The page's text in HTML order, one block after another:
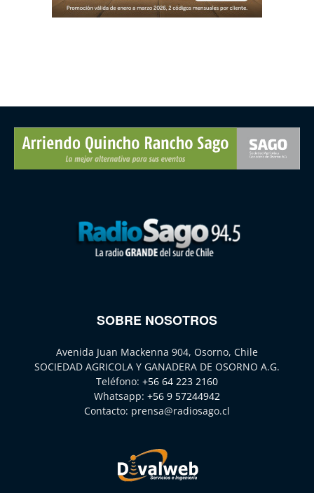
SOBRE NOSOTROS
Avenida Juan Mackenna 904, Osorno, Chile
SOCIEDAD AGRICOLA Y GANADERA DE OSORNO A.G.
Teléfono: +56 64 223 2160
Whatsapp: +56 9 57244942
Contacto: prensa@radiosago.cl